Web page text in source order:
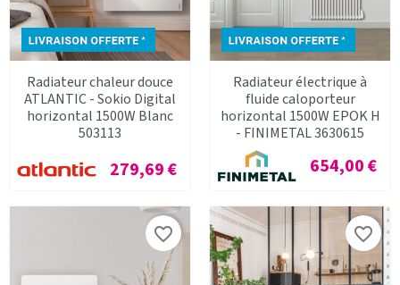
Radiateur chaleur douce
ATLANTIC - Sokio Digital
horizontal 1500W Blanc
503113
Prix
279,69 €
Radiateur électrique à
fluide caloporteur
horizontal 1500W EPOK H
- FINIMETAL 3630615
Prix
654,00 €
favorite_border favorite_border